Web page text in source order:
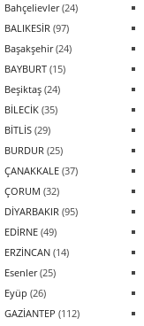
Bahçelievler(24)
BALIKESİR (97)
Başakşehir(24)
BAYBURT (15)
Beşiktaş (24)
BİLECİK (35)
BİTLİS (29)
BURDUR (25)
ÇANAKKALE (37)
ÇORUM (32)
DİYARBAKIR (95)
EDİRNE (49)
ERZİNCAN (14)
Esenler(25)
Eyüp (26)
GAZİANTEP (112)